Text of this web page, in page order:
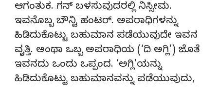
ಆಗಂತುಕ. ಗನ್ ಬಳಸುವುದರಲ್ಲಿ ನಿಸ್ಸೀಮ.
ಇವನೊಬ್ಬ ಬೌನ್ಟಿ ಹಂಟರ್. ಅಪರಾಧಿಗಳನ್ನು
ಹಿಡಿದುಕೊಟ್ಟು ಬಹುಮಾನ ಪಡೆಯುವುದೇ ಇವನ
ವೃತ್ತಿ. ಅಂಥಾ ಒಬ್ಬ ಅಪರಾಧಿಯ (‘ದಿ ಅಗ್ಲಿ’) ಜೊತೆ
ಇವನದು ಒಂದು ಒಪ್ಪಂದ. ‘ಅಗ್ಲಿ’ಯನ್ನು
ಹಿಡಿದುಕೊಟ್ಟು ಬಹುಮಾನವನ್ನು ಪಡೆಯುವುದು,